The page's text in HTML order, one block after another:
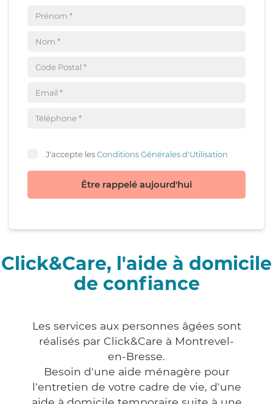
J'accepte lesConditions Générales d'Utilisation
Être rappelé aujourd'hui
Click&Care, l'aide à domicile
de confiance
Les services aux personnes âgées sont
réalisés par Click&Care à Montrevel-
en-Bresse.
Besoin d'une aide ménagère pour
l'entretien de votre cadre de vie, d'une